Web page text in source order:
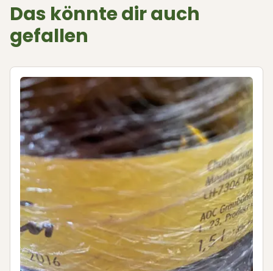
Das könnte dir auch
gefallen